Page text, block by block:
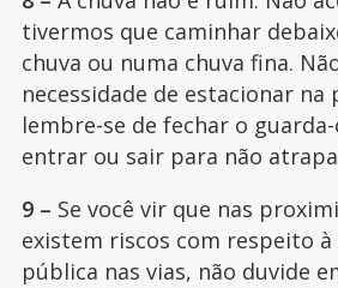
tivermos que caminhar
chuva ou numa chuva fina.
necessidade de estacionar na
lembre-se de fechar o
entrar ou sair para não
9 – Se você vir que nas
existem riscos com respeito à
pública nas vias, não duvide